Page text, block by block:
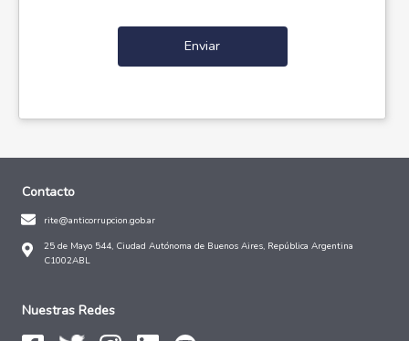
Enviar
Contacto
rite@anticorrupcion.gob.ar
25 de Mayo 544, Ciudad Autónoma de Buenos Aires, República Argentina
C1002ABL
Nuestras Redes